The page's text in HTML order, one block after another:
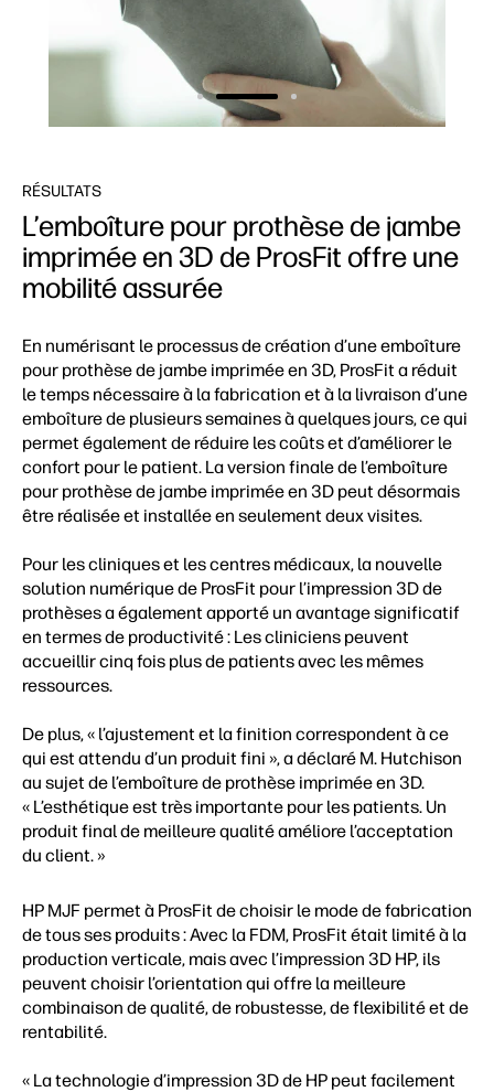
RÉSULTATS
L’emboîture pour prothèse de jambe
imprimée en 3D de ProsFit offre une
mobilité assurée
En numérisant le processus de création d’une emboîture
pour prothèse de jambe imprimée en 3D, ProsFit a réduit
le temps nécessaire à la fabrication et à la livraison d’une
emboîture de plusieurs semaines à quelques jours, ce qui
permet également de réduire les coûts et d’améliorer le
confort pour le patient. La version finale de l’emboîture
pour prothèse de jambe imprimée en 3D peut désormais
être réalisée et installée en seulement deux visites.
Pour les cliniques et les centres médicaux, la nouvelle
solution numérique de ProsFit pour l’impression 3D de
prothèses a également apporté un avantage significatif
en termes de productivité : Les cliniciens peuvent
accueillir cinq fois plus de patients avec les mêmes
ressources.
De plus, « l’ajustement et la finition correspondent à ce
qui est attendu d’un produit fini », a déclaré M. Hutchison
au sujet de l’emboîture de prothèse imprimée en 3D.
« L’esthétique est très importante pour les patients. Un
produit final de meilleure qualité améliore l’acceptation
du client. »
HP MJF permet à ProsFit de choisir le mode de fabrication
de tous ses produits : Avec la FDM, ProsFit était limité à la
production verticale, mais avec l’impression 3D HP, ils
peuvent choisir l’orientation qui offre la meilleure
combinaison de qualité, de robustesse, de flexibilité et de
rentabilité.
« La technologie d’impression 3D de HP peut facilement